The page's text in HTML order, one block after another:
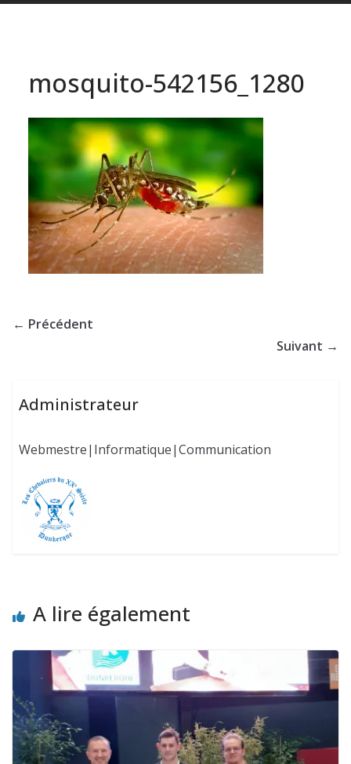
mosquito-542156_1280
← Précédent
Suivant →
Administrateur
Webmestre|Informatique|Communication
A lire également